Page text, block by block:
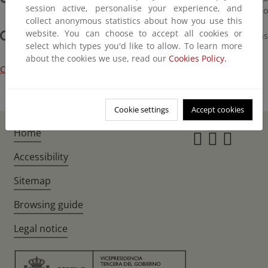
petición de informes y la resolución de otorgamiento o
denegación según proceda.
Finalmente se comunica a los interesados y demás
departamentos afectados.
Consultar Catálogo de Explosivos y Pirotecnia
session active, personalise your experience, and
collect anonymous statistics about how you use this
website. You can choose to accept all cookies or
select which types you'd like to allow. To learn more
about the cookies we use, read our Cookies Policy.
Cookie settings Accept cookies
Home
Accessibility
Sitemap
Browsing guide
Legal notice